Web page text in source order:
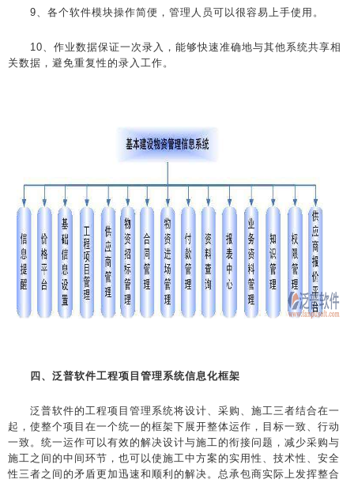
9、各个软件模块操作简便，管理人员可以很容易上手使用。
10、作业数据保证一次录入，能够快速准确地与其他系统共享相
关数据，避免重复性的录入工作。
四、泛普软件工程项目管理系统信息化框架
泛普软件的工程项目管理系统将设计、采购、施工三者结合在一
起，使整个项目在一个统一的框架下展开整体运作，目标一致、行动
一致。统一运作可以有效的解决设计与施工的衔接问题，减少采购与
施工之间的中间环节，也可以使施工中方案的实用性、技术性、安全
性三者之间的矛盾更加迅速和顺利的解决。总承包商实际上发挥整合